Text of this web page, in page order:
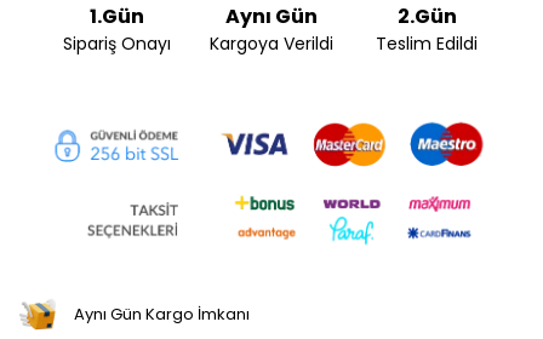
1.Gün
Sipariş Onayı
Aynı Gün
Kargoya Verildi
2.Gün
Teslim Edildi
Aynı Gün Kargo İmkanı